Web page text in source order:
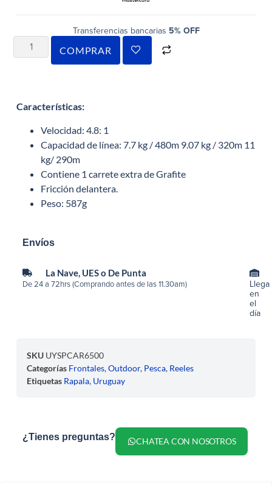
Transferencias bancarias 5% OFF
COMPRAR
Características:
Velocidad: 4.8: 1
Capacidad de línea: 7.7 kg / 480m 9.07 kg / 320m 11
kg/ 290m
Contiene 1 carrete extra de Grafite
Fricción delantera.
Peso: 587g
Envíos
La Nave, UES o De Punta
De 24 a 72hrs (Comprando antes de las 11.30am)
Llega
en
el
día
SKU UYSPCAR6500
Categorías Frontales,Outdoor, Pesca, Reeles
Etiquetas Rapala, Uruguay
¿Tienes preguntas? CHATEA CON NOSOTROS